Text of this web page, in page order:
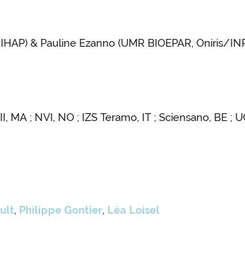
& Pauline Ezanno (UMR BIOEPAR, Oniris/
; NVI, NO ; IZS Teramo, IT ; Sciensano, BE ;
, Philippe Gontier, Léa Loisel